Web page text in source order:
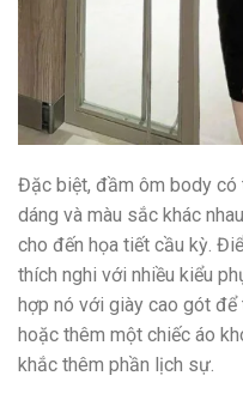
Đặc biệt, đầm ôm body có
dáng và màu sắc khác
cho đến họa tiết cầu kỳ.
thích nghi với nhiều kiểu
hợp nó với giày cao gót
hoặc thêm một chiếc áo
khắc thêm phần lịch sự.